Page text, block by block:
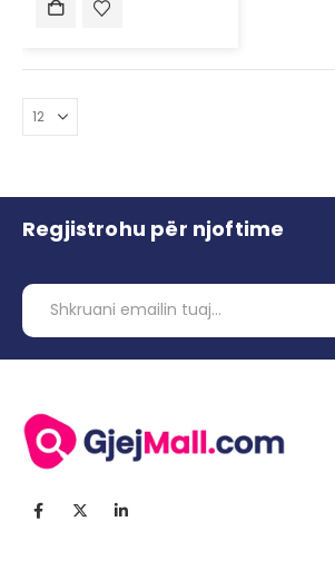
Regjistrohu për njoftime